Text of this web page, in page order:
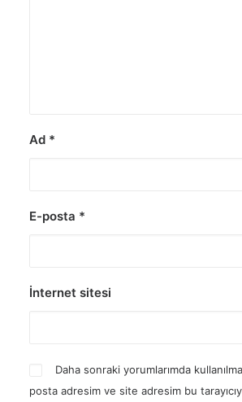
Ad *
E-posta *
İnternet sitesi
Daha sonraki yorumlarımda
posta adresim ve site adresim bu